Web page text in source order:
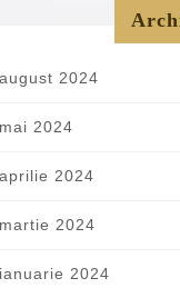
august 2024
mai 2024
aprilie 2024
martie 2024
ianuarie 2024